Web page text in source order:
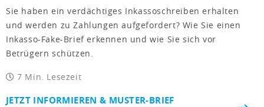
Sie haben ein verdächtiges Inkassoschreiben erhalten
und werden zu Zahlungen aufgefordert? Wie Sie einen
Inkasso-Fake-Brief erkennen und wie Sie sich vor
Betrügern schützen.
7 Min. Lesezeit
JETZT INFORMIEREN & MUSTER-BRIEF